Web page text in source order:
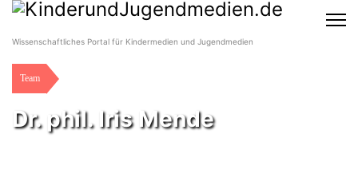
Wissenschaftliches Portal für Kindermedien und Jugendmedien
Team
Dr. phil. Iris Mende